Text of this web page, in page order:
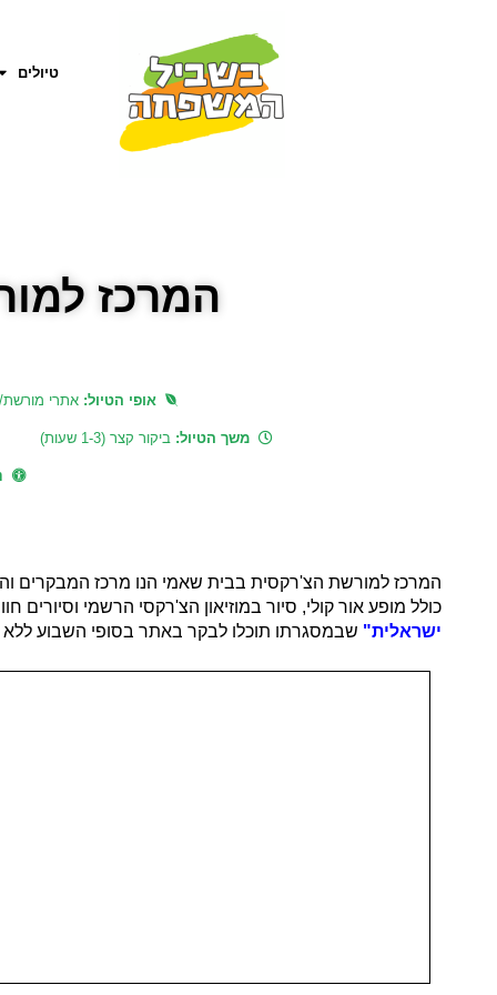
טיולים
המרכז
אופי הטיול: אתרי
משך הטיול:ביקור קצר (1-3 שעות)
המרכז למורשת הצ'רקסית בבית שאמי הנו מרכז המבקרים
כולל מופע אור קולי, סיור במוזיאון הצ'רקסי הרשמי
ישראלית" שבמסגרתו תוכלו לבקר באתר בסופי השבוע